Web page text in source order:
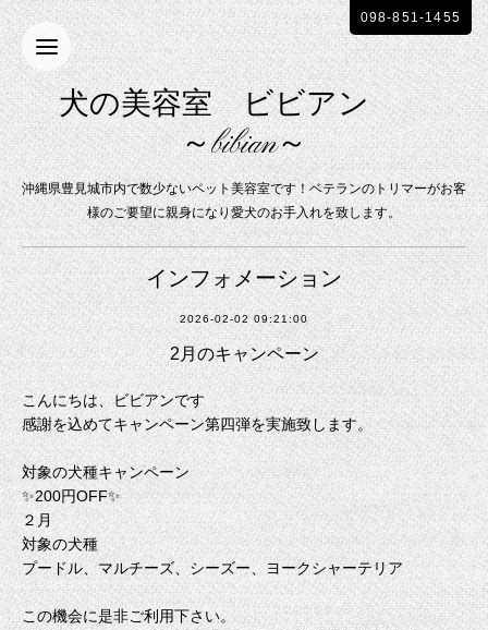
犬の美容室 ビビアン
～bibian～
沖縄県豊見城市内で数少ないペット美容室です！ベテランのトリマーがお客
様のご要望に親身になり愛犬のお手入れを致します。
098-851-1455
インフォメーション
2026-02-02 09:21:00
2月のキャンペーン
こんにちは、ビビアンです
感謝を込めてキャンペーン第四弾を実施致します。
対象の犬種キャンペーン
✨200円OFF✨
２月
対象の犬種
プードル、マルチーズ、シーズー、ヨークシャーテリア
この機会に是非ご利用下さい。